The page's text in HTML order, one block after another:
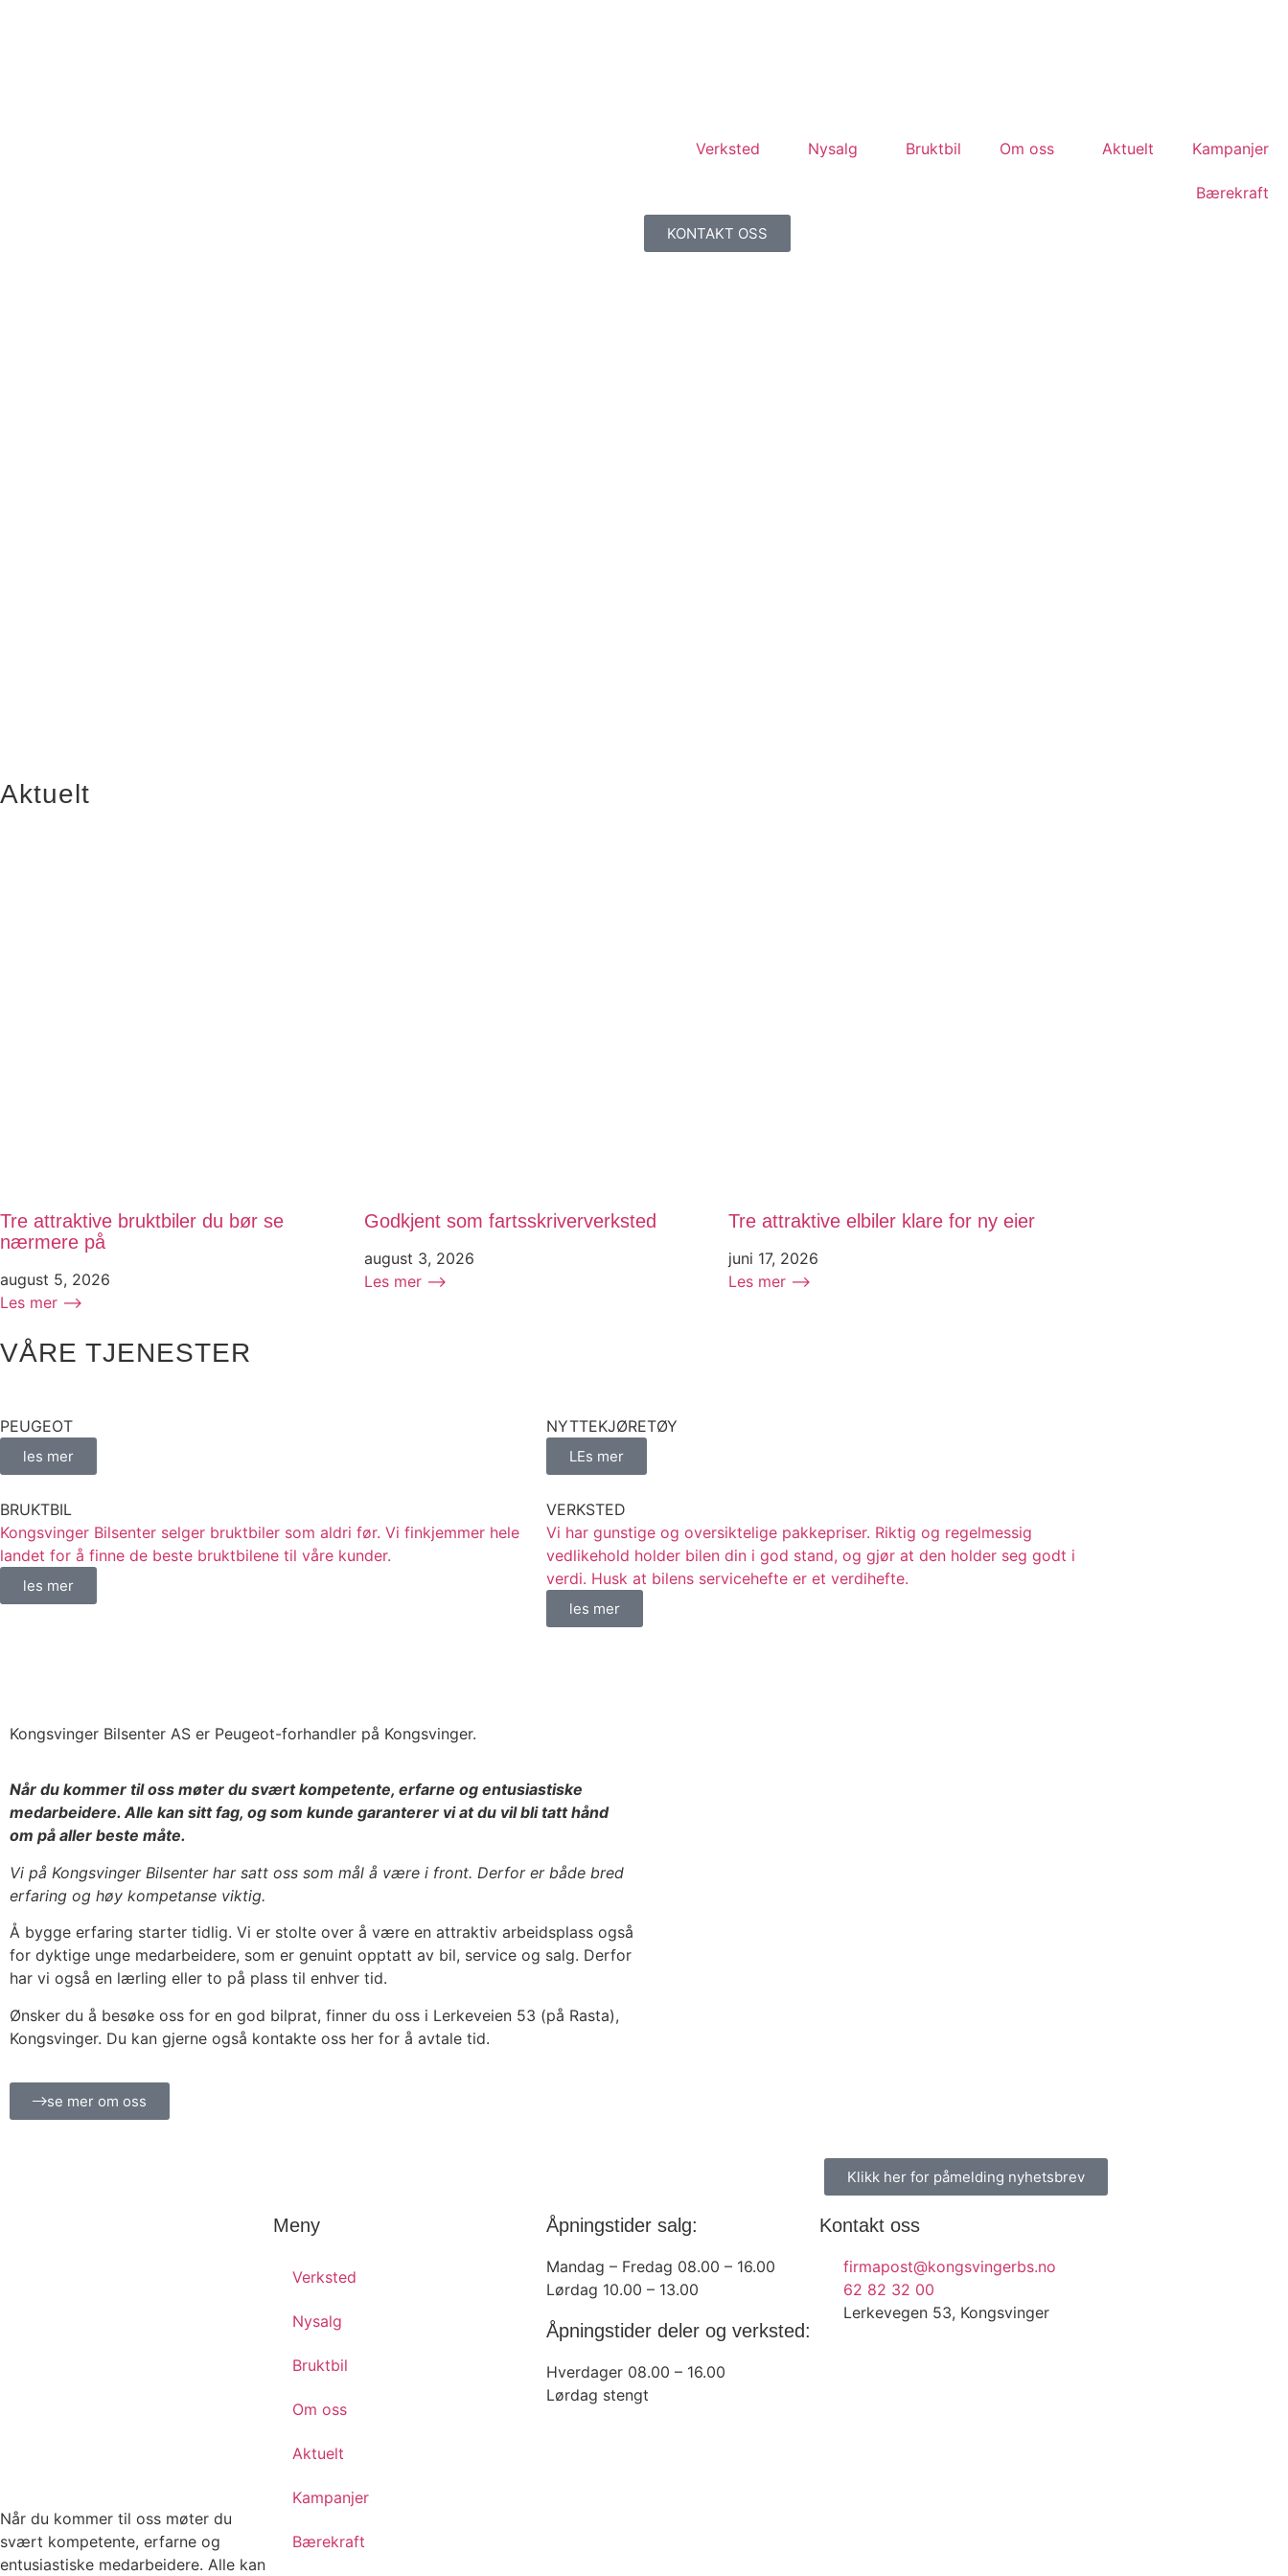
Verksted Nysalg Bruktbil Om oss Aktuelt Kampanjer
Bærekraft
KONTAKT OSS
Aktuelt
Tre attraktive bruktbiler du bør se
nærmere på
august 5, 2026
Les mer ⟶
Godkjent som fartsskriververksted
august 3, 2026
Les mer ⟶
Tre attraktive elbiler klare for ny eier
juni 17, 2026
Les mer ⟶
VÅRE TJENESTER
PEUGEOT
les mer
NYTTEKJØRETØY
LEs mer
BRUKTBIL
Kongsvinger Bilsenter selger bruktbiler som aldri før. Vi finkjemmer hele
landet for å finne de beste bruktbilene til våre kunder.
les mer
VERKSTED
Vi har gunstige og oversiktelige pakkepriser. Riktig og regelmessig
vedlikehold holder bilen din i god stand, og gjør at den holder seg godt i
verdi. Husk at bilens servicehefte er et verdihefte.
les mer
Kongsvinger Bilsenter AS er Peugeot-forhandler på Kongsvinger.
Når du kommer til oss møter du svært kompetente, erfarne og entusiastiske
medarbeidere. Alle kan sitt fag, og som kunde garanterer vi at du vil bli tatt hånd
om på aller beste måte.
Vi på Kongsvinger Bilsenter har satt oss som mål å være i front. Derfor er både bred
erfaring og høy kompetanse viktig.
Å bygge erfaring starter tidlig. Vi er stolte over å være en attraktiv arbeidsplass også
for dyktige unge medarbeidere, som er genuint opptatt av bil, service og salg. Derfor
har vi også en lærling eller to på plass til enhver tid.
Ønsker du å besøke oss for en god bilprat, finner du oss i Lerkeveien 53 (på Rasta),
Kongsvinger. Du kan gjerne også kontakte oss her for å avtale tid.
se mer om oss
Klikk her for påmelding nyhetsbrev
Når du kommer til oss møter du
svært kompetente, erfarne og
entusiastiske medarbeidere. Alle kan
Meny
Verksted
Nysalg
Bruktbil
Om oss
Aktuelt
Kampanjer
Bærekraft
Åpningstider salg:
Mandag – Fredag 08.00 – 16.00
Lørdag 10.00 – 13.00
Åpningstider deler og verksted:
Hverdager 08.00 – 16.00
Lørdag stengt
Kontakt oss
firmapost@kongsvingerbs.no
62 82 32 00
Lerkevegen 53, Kongsvinger